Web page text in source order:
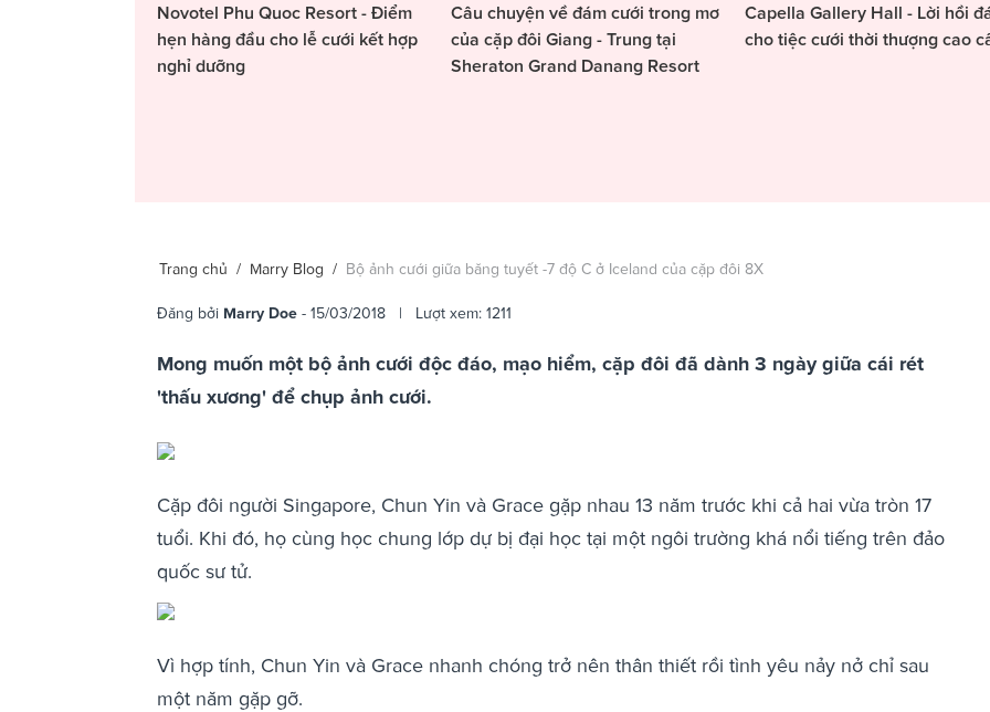
Novotel Phu Quoc Resort - Điểm
hẹn hàng đầu cho lễ cưới kết hợp
nghỉ dưỡng
Câu chuyện về đám cưới trong mơ
của cặp đôi Giang - Trung tại
Sheraton Grand Danang Resort
Capella Gallery Hall - Lời hồi
cho tiệc cưới thời thượng cao
Trang chủ / Marry Blog / Bộ ảnh cưới giữa băng tuyết -7 độ C ở Iceland của cặp đôi 8X
Đăng bởi Marry Doe - 15/03/2018 | Lượt xem: 1211
Mong muốn một bộ ảnh cưới độc đáo, mạo hiểm, cặp đôi đã dành 3 ngày giữa cái rét
'thấu xương' để chụp ảnh cưới.
Cặp đôi người Singapore, Chun Yin và Grace gặp nhau 13 năm trước khi cả hai vừa tròn 17
tuổi. Khi đó, họ cùng học chung lớp dự bị đại học tại một ngôi trường khá nổi tiếng trên đảo
quốc sư tử.
Vì hợp tính, Chun Yin và Grace nhanh chóng trở nên thân thiết rồi tình yêu nảy nở chỉ sau
một năm gặp gỡ.